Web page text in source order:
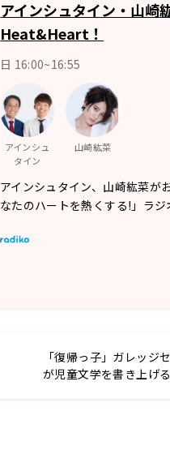
アインシュタイン・山崎
Heat&Heart！
日 16:00~16:55
アインシュ
タイン
山崎紘菜
アインシュタイン、山崎紘菜が
なたのハートを熱くする!」ラジ
「復帰っ子」ガレッジ
が児童文学を書き上げ